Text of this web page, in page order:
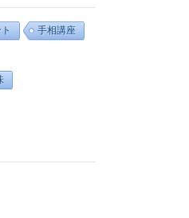
手相講座